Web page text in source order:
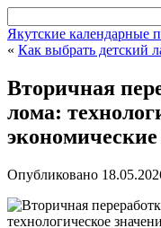
Якутские календарные
« Как выбрать детский
Вторичная
лома:
Опубликовано